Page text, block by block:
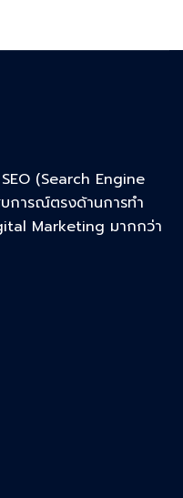
(Search Engine
การณ์ตรงด้านการทำ
Marketing มากกว่า